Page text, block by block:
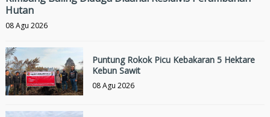
Hutan
08 Agu 2026
Puntung Rokok Picu Kebakaran 5 Hektare
Kebun Sawit
08 Agu 2026